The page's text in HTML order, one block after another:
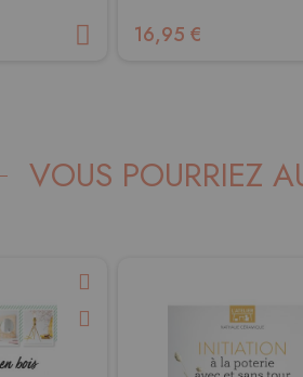
16,95 €
VOUS POURRIEZ